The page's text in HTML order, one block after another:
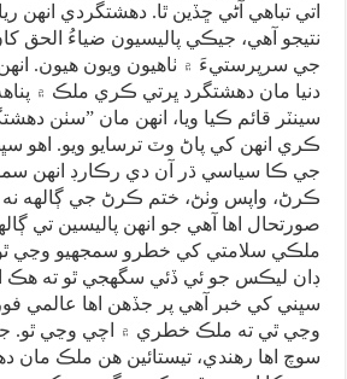
اتي تباهي آڻي ڇڏين ٿا. دهشتگردي انهن
نتيجو آهي، جيڪي پاليسيون ضياءُ الحق
جي سرپرستيءَ ۾ ٺاهيون ويون هيون.
دنيا مان دهشتگرد ڀرتي ڪري ملڪ ۾
سينٽر قائم ڪيا ويا، انهن مان ”سٺن
ڪري انهن کي پاڻ وٽ ترسايو ويو. اهو
جي ڪا سياسي ڌر آن دي رڪارڊ انهن
ڪرڻ، واپس وٺڻ، ختم ڪرڻ جي ڳالهه
صورتحال اها آهي جو انهن پاليسين تي
ملڪي سلامتي کي خطرو سمجهيو وڃي ٿو.
ڊان ليڪس جو ئي ڏئي سگهجي ٿو ته هڪ
سڀني کي خبر آهي پر جڏهن اها عالمي
وڃي ٿي ته ملڪ خطري ۾ اچي وڃي ٿو.
سوچ اها رهندي، تيستائين هن ملڪ مان